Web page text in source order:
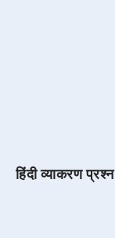
हिंदी व्याकरण प्रश्न